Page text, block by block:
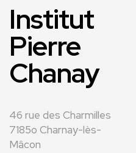
Institut
Pierre
Chanay
46 rue des Charmilles
7185o Charnay-lès-
Mâcon